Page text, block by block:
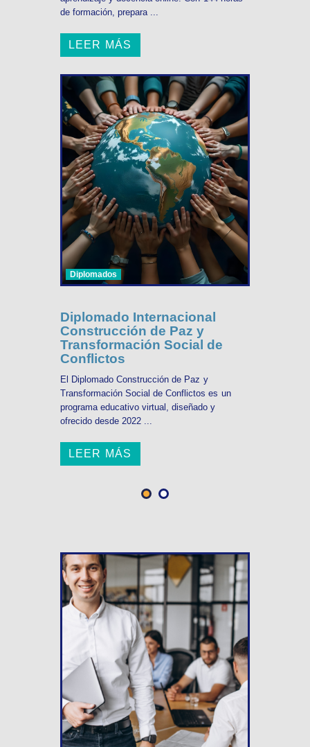
de formación, prepara ...
LEER MÁS
Diplomados
Diplomado Internacional
Construcción de Paz y
Transformación Social de
Conflictos
El Diplomado Construcción de Paz y
Transformación Social de Conflictos es un
programa educativo virtual, diseñado y
ofrecido desde 2022 ...
LEER MÁS